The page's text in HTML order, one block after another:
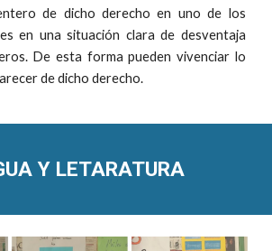
de dicho derecho en uno de los
en una situación clara de desventaja
De esta forma pueden vivenciar lo
de dicho derecho.
Y LETARATURA